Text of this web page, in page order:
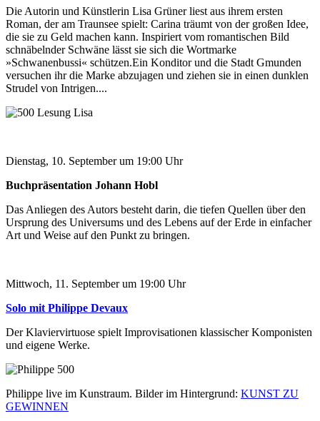
Die Autorin und Künstlerin Lisa Grüner liest aus ihrem ersten
Roman, der am Traunsee spielt: Carina träumt von der großen Idee,
die sie zu Geld machen kann. Inspiriert vom romantischen Bild
schnäbelnder Schwäne lässt sie sich die Wortmarke
»Schwanenbussi« schützen.Ein Konditor und die Stadt Gmunden
versuchen ihr die Marke abzujagen und ziehen sie in einen dunklen
Strudel von Intrigen....
Dienstag, 10. September um 19:00 Uhr
Buchpräsentation Johann Hobl
Das Anliegen des Autors besteht darin, die tiefen Quellen über den
Ursprung des Universums und des Lebens auf der Erde in einfacher
Art und Weise auf den Punkt zu bringen.
Mittwoch, 11. September um 19:00 Uhr
Solo mit Philippe Devaux
Der Klaviervirtuose spielt Improvisationen klassischer Komponisten
und eigene Werke.
Philippe live im Kunstraum. Bilder im Hintergrund: KUNST ZU
GEWINNEN